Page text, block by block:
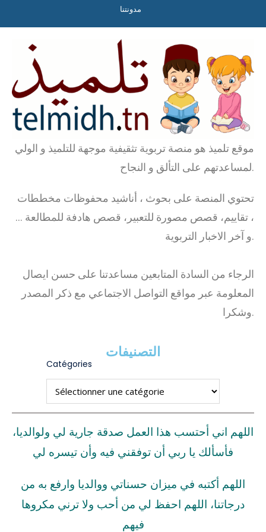
مدونتنا
موقع تلميذ هو منصة تربوية تثقيفية موجهة للتلميذ و الولي
لمساعدتهم على التألق و النجاح.
تحتوي المنصة على بحوث ، أناشيد محفوظات مخططات
، تقاييم، قصص مصورة للتعبير، قصص هادفة للمطالعة …
و آخر الاخبار التربوية.
الرجاء من السادة المتابعين مساعدتنا على حسن ايصال
المعلومة عبر مواقع التواصل الاجتماعي مع ذكر المصدر
وشكرا.
التصنيفات
Catégories
اللهم اني أحتسب هذا العمل صدقة جارية لي ولوالديا،
فأسألك يا ربي أن توفقني فيه وأن تيسره لي
اللهم أكتبه في ميزان حسناتي ووالديا وارفع به من
درجاتنا، اللهم احفظ لي من أحب ولا ترني مكروها
فيهم